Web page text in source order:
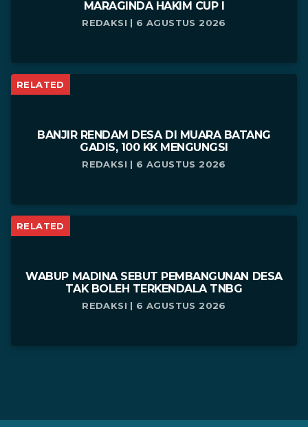
MARAGINDA HAKIM CUP I
REDAKSI | 6 AGUSTUS 2026
RELATED
BANJIR RENDAM DESA DI MUARA BATANG
GADIS, 100 KK MENGUNGSI
REDAKSI | 6 AGUSTUS 2026
RELATED
WABUP MADINA SEBUT PEMBANGUNAN DESA
TAK BOLEH TERKENDALA TNBG
REDAKSI | 6 AGUSTUS 2026